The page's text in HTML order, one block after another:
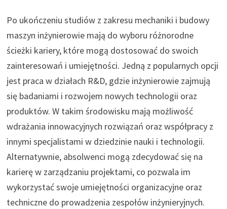
Po ukończeniu studiów z zakresu mechaniki i budowy
maszyn inżynierowie mają do wyboru różnorodne
ścieżki kariery, które mogą dostosować do swoich
zainteresowań i umiejętności. Jedną z popularnych opcji
jest praca w działach R&D, gdzie inżynierowie zajmują
się badaniami i rozwojem nowych technologii oraz
produktów. W takim środowisku mają możliwość
wdrażania innowacyjnych rozwiązań oraz współpracy z
innymi specjalistami w dziedzinie nauki i technologii.
Alternatywnie, absolwenci mogą zdecydować się na
karierę w zarządzaniu projektami, co pozwala im
wykorzystać swoje umiejętności organizacyjne oraz
techniczne do prowadzenia zespołów inżynieryjnych.